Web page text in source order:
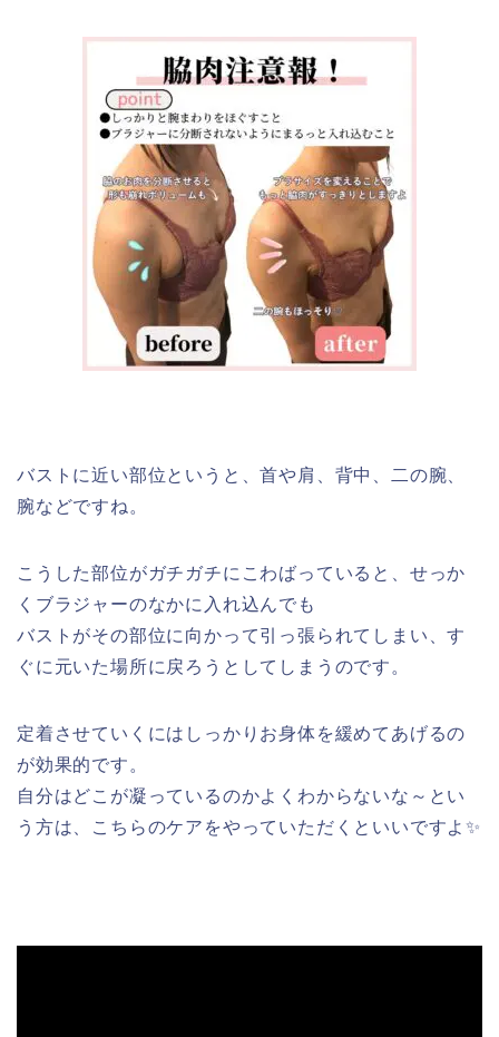
バストに近い部位というと、首や肩、背中、二の腕、
腕などですね。
こうした部位がガチガチにこわばっていると、せっか
くブラジャーのなかに入れ込んでも
バストがその部位に向かって引っ張られてしまい、す
ぐに元いた場所に戻ろうとしてしまうのです。
定着させていくにはしっかりお身体を緩めてあげるの
が効果的です。
自分はどこが凝っているのかよくわからないな～とい
う方は、こちらのケアをやっていただくといいですよ✨